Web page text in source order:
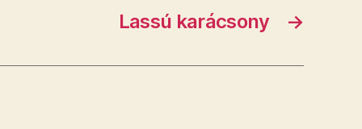
→
Lassú karácsony